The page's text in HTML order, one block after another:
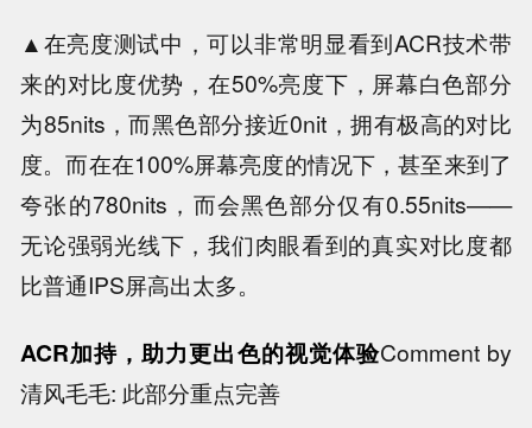
▲在亮度测试中，可以非常明显看到ACR技术带
来的对比度优势，在50%亮度下，屏幕白色部分
为85nits，而黑色部分接近0nit，拥有极高的对比
度。而在在100%屏幕亮度的情况下，甚至来到了
夸张的780nits，而会黑色部分仅有0.55nits——
无论强弱光线下，我们肉眼看到的真实对比度都
比普通IPS屏高出太多。
ACR加持，助力更出色的视觉体验Comment by
清风毛毛: 此部分重点完善